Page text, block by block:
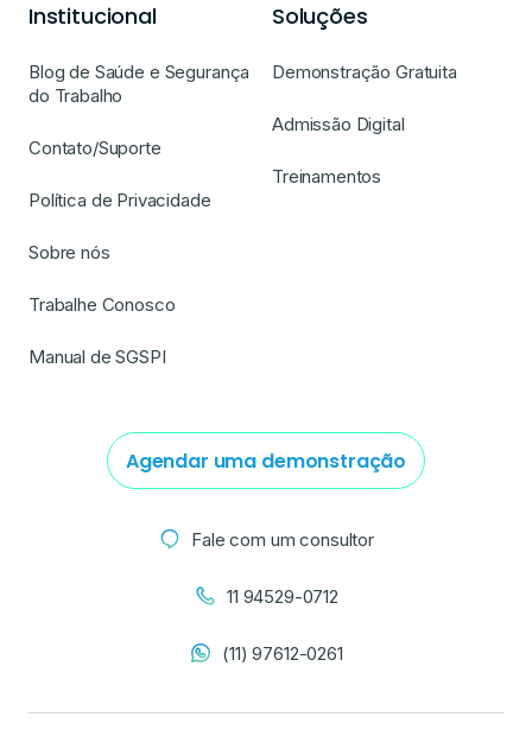
Institucional
Blog de Saúde e Segurança
do Trabalho
Contato/Suporte
Política de Privacidade
Sobre nós
Trabalhe Conosco
Manual de SGSPI
Soluções
Demonstração Gratuita
Admissão Digital
Treinamentos
Agendar uma demonstração
Fale com um consultor
11 94529-0712
(11) 97612-0261